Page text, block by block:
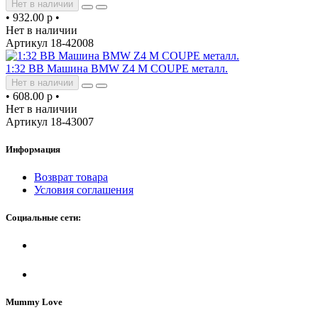
Нет в наличии
• 932.00 р •
Нет в наличии
Артикул 18-42008
1:32 BB Машина BMW Z4 M COUPE металл.
Нет в наличии
• 608.00 р •
Нет в наличии
Артикул 18-43007
Информация
Возврат товара
Условия соглашения
Социальные сети:
Mummy Love